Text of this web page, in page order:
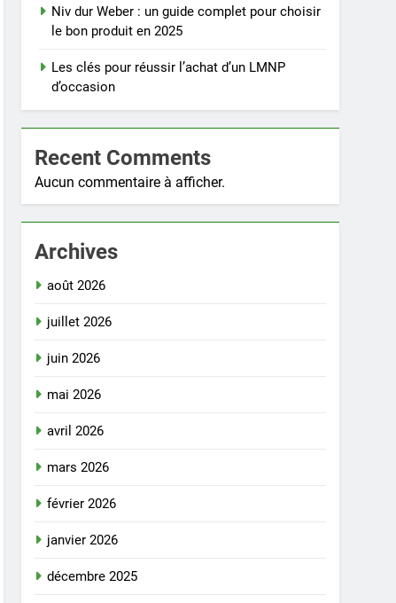
Niv dur Weber : un guide complet pour choisir
le bon produit en 2025
Les clés pour réussir l’achat d’un LMNP
d’occasion
Recent Comments
Aucun commentaire à afficher.
Archives
août 2026
juillet 2026
juin 2026
mai 2026
avril 2026
mars 2026
février 2026
janvier 2026
décembre 2025